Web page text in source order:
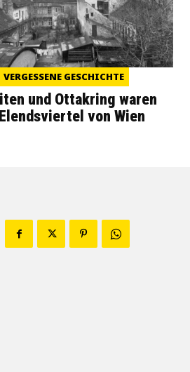
VERGESSENE GESCHICHTE
und Ottakring waren
von Wien